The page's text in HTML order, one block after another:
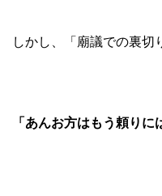
しかし、「廟議での裏切
「あんお方はもう頼りに